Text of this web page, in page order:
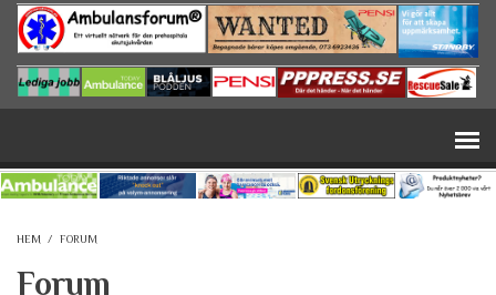
Hoppa till huvudinnehåll
HEM / FORUM
Forum